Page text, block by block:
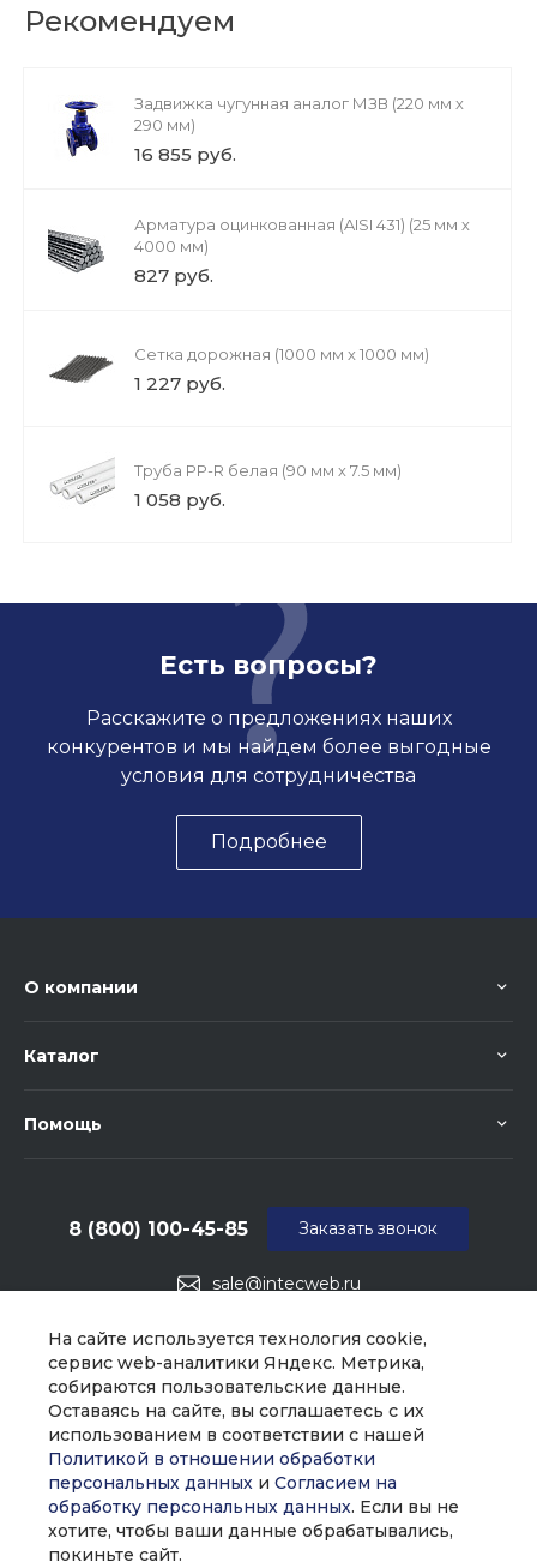
На сайте используется технология cookie,
сервис web-аналитики Яндекс. Метрика,
собираются пользовательские данные.
Оставаясь на сайте, вы соглашаетесь с их
использованием в соответствии с нашей
Политикой в отношении обработки
персональных данных и Согласием на
обработку персональных данных. Если вы не
хотите, чтобы ваши данные обрабатывались,
покиньте сайт.
Рекомендуем
Задвижка чугунная аналог МЗВ (220 мм х
290 мм)
16 855 руб.
Арматура оцинкованная (AISI 431) (25 мм х
4000 мм)
827 руб.
Сетка дорожная (1000 мм х 1000 мм)
1 227 руб.
Труба PP-R белая (90 мм х 7.5 мм)
1 058 руб.
Есть вопросы?
Расскажите о предложениях наших
конкурентов и мы найдем более выгодные
условия для сотрудничества
Подробнее
О компании
Каталог
Помощь
sale@intecweb.ru
8 (800) 100-45-85
г. Москва, ул. Люсиновская, д. 39
Заказать звонок